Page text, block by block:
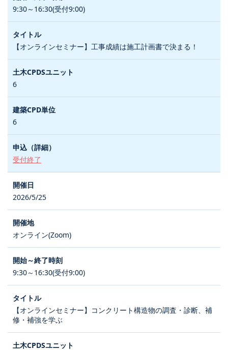
9:30～16:30(受付9:00)
【オンラインセミナー】工事成績は施工計画書で決まる！
6
6
受付終了
2026/5/25
オンライン(Zoom)
9:30～16:30(受付9:00)
【オンラインセミナー】コンクリート構造物の調査・診断、補
修・補強を学ぶ